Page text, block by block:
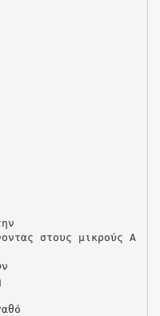
στους μικρούς Α